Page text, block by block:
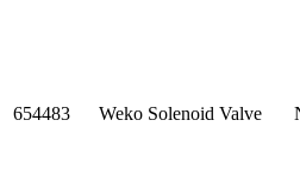
654483 Weko Solenoid Valve